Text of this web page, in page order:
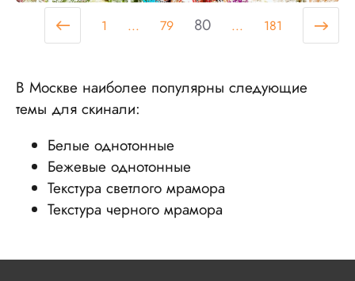
1 ... 79 80 ... 181
В Москве наиболее популярны следующие
темы для скинали:
Белые однотонные
Бежевые однотонные
Текстура светлого мрамора
Текстура черного мрамора